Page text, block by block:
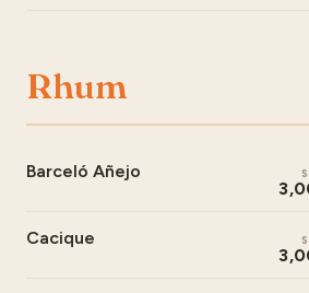
Rhum
Barceló Añejo
Cacique